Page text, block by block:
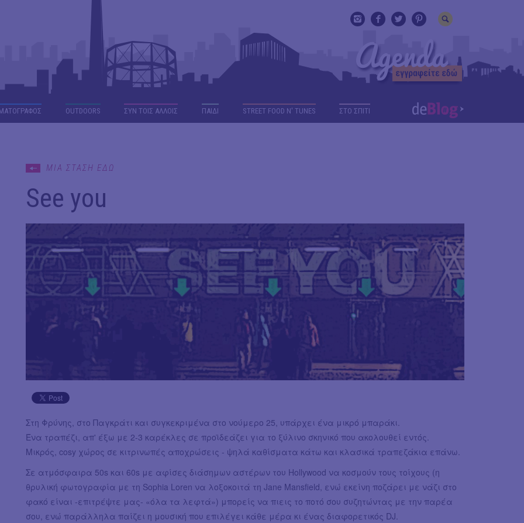
OUTDΟORS ΣΥΝ ΤΟΙΣ ΑΛΛΟΙΣ ΠΑΙΔΙ STREET FOOD N' TUNES ΣΤΟ ΣΠΙΤΙ
ΜΙΑ ΣΤΑΣΗ ΕΔΩ
See you
Στη Φρύνης, στο Παγκράτι και συγκεκριμένα στο νούμερο 25, υπάρχει ένα μικρό μπαράκι.
Ένα τραπέζι, απ' έξω με 2-3 καρέκλες σε προϊδεάζει για το ξύλινο σκηνικό που ακολουθεί εντός.
Μικρός, cosy χώρος σε κιτρινωπές αποχρώσεις - ψηλά καθίσματα κάτω και κλασικά τραπεζάκια επάνω.
Σε ατμόσφαιρα 50s και 60s με αφίσες διάσημων αστέρων του Hollywood να κοσμούν τους τοίχους (η
θρυλική φωτογραφία με τη Sophia Loren να λοξοκοιτά τη Jane Mansfield, ενώ εκείνη ποζάρει με νάζι στο
φακό είναι -επιτρέψτε μας- «όλα τα λεφτά») μπορείς να πιεις το ποτό σου συζητώντας με την παρέα
σου, ενώ παράλληλα παίζει η μουσική που επιλέγει κάθε μέρα κι ένας διαφορετικός DJ.